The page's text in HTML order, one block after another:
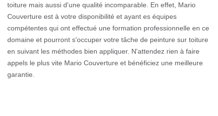
toiture mais aussi d'une qualité incomparable. En effet, Mario
Couverture est à votre disponibilité et ayant es équipes
compétentes qui ont effectué une formation professionnelle en ce
domaine et pourront s'occuper votre tâche de peinture sur toiture
en suivant les méthodes bien appliquer. N'attendez rien à faire
appels le plus vite Mario Couverture et bénéficiez une meilleure
garantie.